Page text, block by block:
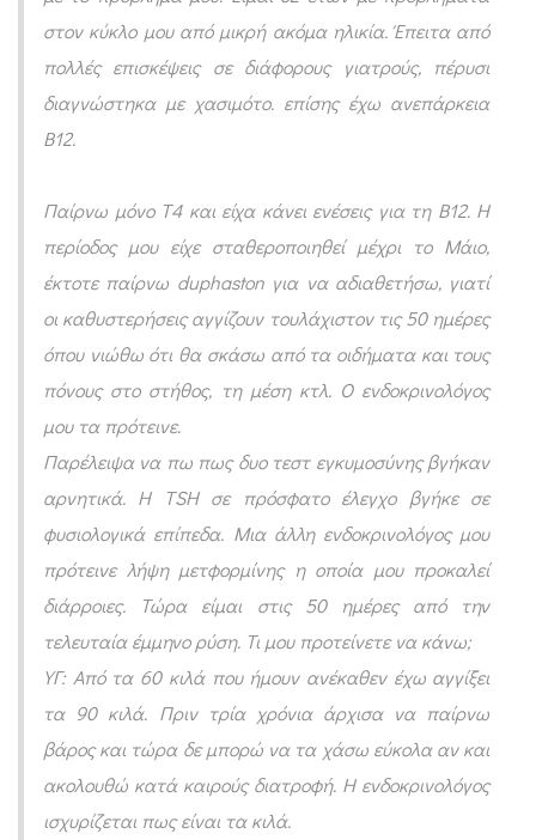
στον κύκλο μου από μικρή ακόμα ηλικία. Έπειτα από
πολλές επισκέψεις σε διάφορους γιατρούς, πέρυσι
διαγνώστηκα με χασιμότο. επίσης έχω ανεπάρκεια
Β12.
Παίρνω μόνο Τ4 και είχα κάνει ενέσεις για τη Β12. Η
περίοδος μου είχε σταθεροποιηθεί μέχρι το Μάιο,
έκτοτε παίρνω duphaston για να αδιαθετήσω, γιατί
οι καθυστερήσεις αγγίζουν τουλάχιστον τις 50 ημέρες
όπου νιώθω ότι θα σκάσω από τα οιδήματα και τους
πόνους στο στήθος, τη μέση κτλ. Ο ενδοκρινολόγος
μου τα πρότεινε.
Παρέλειψα να πω πως δυο τεστ εγκυμοσύνης βγήκαν
αρνητικά. Η TSH σε πρόσφατο έλεγχο βγήκε σε
φυσιολογικά επίπεδα. Μια άλλη ενδοκρινολόγος μου
πρότεινε λήψη μετφορμίνης η οποία μου προκαλεί
διάρροιες. Τώρα είμαι στις 50 ημέρες από την
τελευταία έμμηνο ρύση. Τι μου προτείνετε να κάνω;
ΥΓ: Από τα 60 κιλά που ήμουν ανέκαθεν έχω αγγίξει
τα 90 κιλά. Πριν τρία χρόνια άρχισα να παίρνω
βάρος και τώρα δε μπορώ να τα χάσω εύκολα αν και
ακολουθώ κατά καιρούς διατροφή. Η ενδοκρινολόγος
ισχυρίζεται πως είναι τα κιλά.